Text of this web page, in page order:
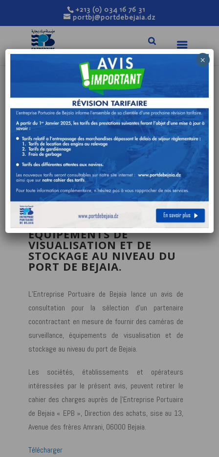
+213 (0) 034 16 76 31
portbj@portdebejaia.dz
AVIS DE
CONSULTATION N°
21/DA/2022
Juil 17, 2022|Avis de consultation
FOURNITURE DE CAMERAS
DE SURVEILLANCE,
EQUIPEMENTS DE
VISUALISATION ET DE
STOCKAGE AU NIVEAU DU
PORT DE BEJAIA.
L’Entreprise Portuaire de Bejaia lance un avis de
consultation pour la sélection d’un partenaire
cocontractant en mesure de fournir des caméras de
surveillance, équipements de visualisation et de
stockage au niveau du port de Bejaia.
Les sociétés, établissements et opérateurs
intéressées par le présent avis, peuvent retirer le
cahier des charges auprès de |’Entreprise Portuaire
de Bejaia « EPB », Direction des achats, sise au 13,
Avenue des frères Amrani, 06000 Bejaia.
Télécharger
×